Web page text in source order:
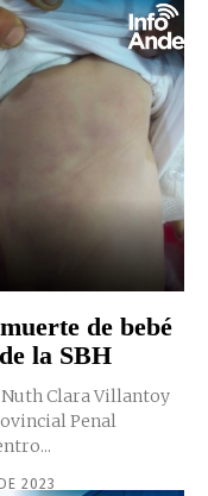
de bebé
la SBH
Nuth Clara Villantoy
Penal
2023